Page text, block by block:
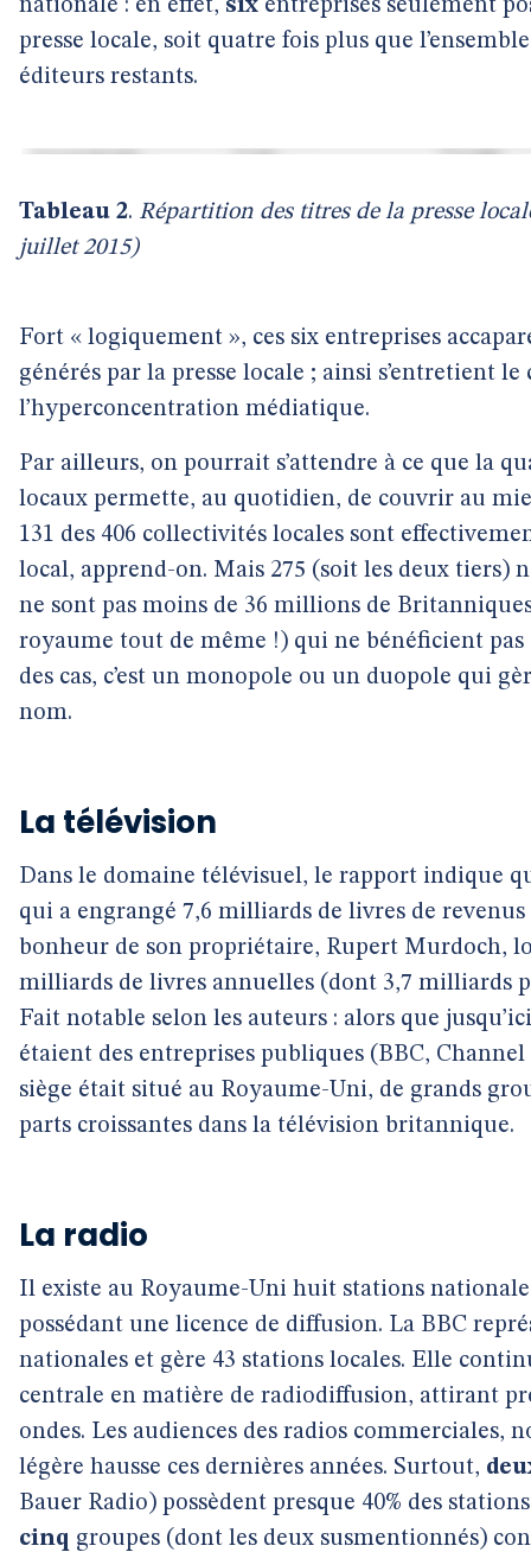
nationale : en effet, six entreprises seulement
presse locale, soit quatre fois plus que
éditeurs restants.
Tableau 2. Répartition des titres de la presse
juillet 2015)
Fort « logiquement », ces six entreprises
générés par la presse locale ; ainsi s’entretient
l’hyperconcentration médiatique.
Par ailleurs, on pourrait s’attendre à ce que la
locaux permette, au quotidien, de couvrir au
131 des 406 collectivités locales sont
local, apprend-on. Mais 275 (soit les deux tiers)
ne sont pas moins de 36 millions de
royaume tout de même !) qui ne bénéficient pas
des cas, c’est un monopole ou un duopole qui
nom.
La télévision
Dans le domaine télévisuel, le rapport indique
qui a engrangé 7,6 milliards de livres de
bonheur de son propriétaire, Rupert Murdoch,
milliards de livres annuelles (dont 3,7 milliards
Fait notable selon les auteurs : alors que
étaient des entreprises publiques (BBC,
siège était situé au Royaume-Uni, de grands
parts croissantes dans la télévision britannique.
La radio
Il existe au Royaume-Uni huit stations
possédant une licence de diffusion. La BBC
nationales et gère 43 stations locales. Elle
centrale en matière de radiodiffusion, attirant
ondes. Les audiences des radios commerciales,
légère hausse ces dernières années. Surtout,
Bauer Radio) possèdent presque 40% des
cinq groupes (dont les deux susmentionnés)